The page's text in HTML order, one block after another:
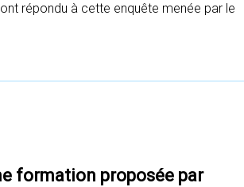
répondu à cette enquête menée par le
formation proposée par